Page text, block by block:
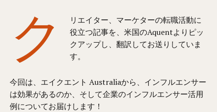
ク
リエイター、マーケターの転職活動に
役立つ記事を、米国のAquentよりピッ
クアップし、翻訳してお送りしていま
す。
今回は、エイクエント Australiaから、インフルエンサー
は効果があるのか、そして企業のインフルエンサー活用
例についてお届けします！